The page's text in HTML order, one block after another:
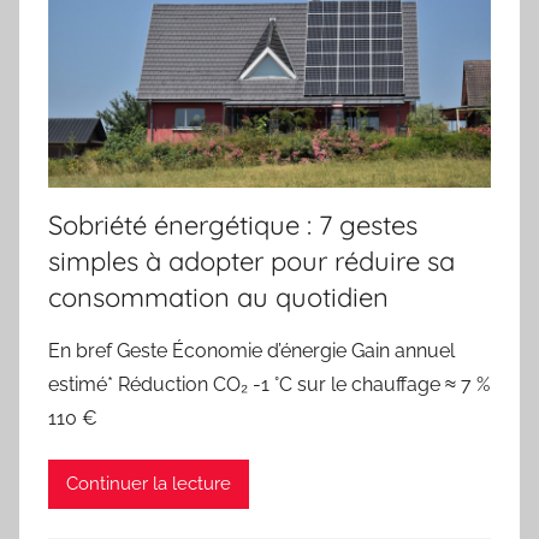
Sobriété énergétique : 7 gestes
simples à adopter pour réduire sa
consommation au quotidien
En bref Geste Économie d’énergie Gain annuel
estimé* Réduction CO₂ -1 °C sur le chauffage ≈ 7 %
110 €
Continuer la lecture